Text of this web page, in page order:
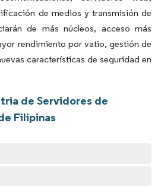
de medios y transmisión de
de más núcleos, acceso más
rendimiento por vatio, gestión de
características de seguridad en
de Servidores de
Filipinas